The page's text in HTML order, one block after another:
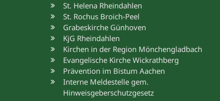
St. Helena Rheindahlen
St. Rochus Broich-Peel
Grabeskirche Günhoven
KjG Rheindahlen
Kirchen in der Region Mönchengladbach
Evangelische Kirche Wickrathberg
Prävention im Bistum Aachen
Interne Meldestelle gem.
Hinweisgeberschutzgesetz